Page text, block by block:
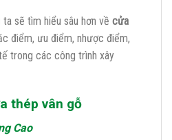
sẽ tìm hiểu sâu hơn về cửa
điểm, ưu điểm, nhược điểm,
trong các công trình xây
thép vân gỗ
Cao